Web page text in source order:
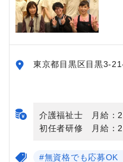
東京都目黒区目黒3-
介護福祉士 月給：
初任者研修 月給：
#無資格でも応募OK